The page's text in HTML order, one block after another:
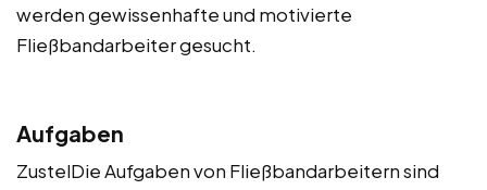
werden gewissenhafte und motivierte
Fließbandarbeiter gesucht.
Aufgaben
ZustelDie Aufgaben von Fließbandarbeitern sind